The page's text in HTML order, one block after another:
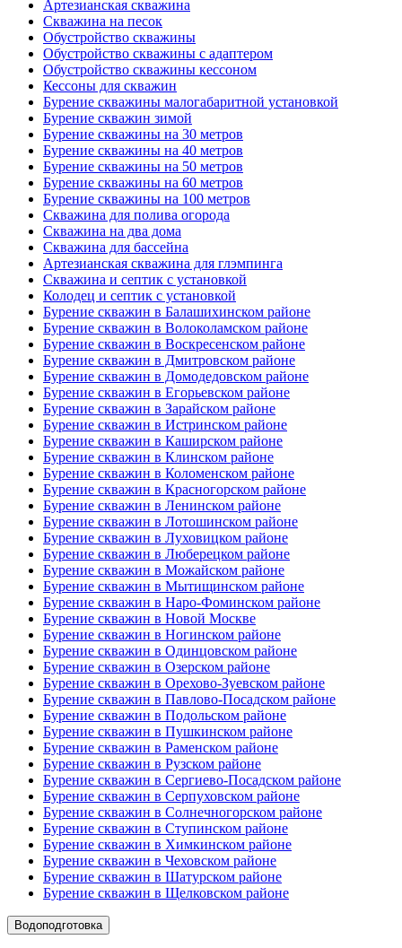
Артезианская скважина
Скважина на песок
Обустройство скважины
Обустройство скважины с адаптером
Обустройство скважины кессоном
Кессоны для скважин
Бурение скважины малогабаритной установкой
Бурение скважин зимой
Бурение скважины на 30 метров
Бурение скважины на 40 метров
Бурение скважины на 50 метров
Бурение скважины на 60 метров
Бурение скважины на 100 метров
Скважина для полива огорода
Скважина на два дома
Скважина для бассейна
Артезианская скважина для глэмпинга
Скважина и септик с установкой
Колодец и септик с установкой
Бурение скважин в Балашихинском районе
Бурение скважин в Волоколамском районе
Бурение скважин в Воскресенском районе
Бурение скважин в Дмитровском районе
Бурение скважин в Домодедовском районе
Бурение скважин в Егорьевском районе
Бурение скважин в Зарайском районе
Бурение скважин в Истринском районе
Бурение скважин в Каширском районе
Бурение скважин в Клинском районе
Бурение скважин в Коломенском районе
Бурение скважин в Красногорском районе
Бурение скважин в Ленинском районе
Бурение скважин в Лотошинском районе
Бурение скважин в Луховицком районе
Бурение скважин в Люберецком районе
Бурение скважин в Можайском районе
Бурение скважин в Мытищинском районе
Бурение скважин в Наро-Фоминском районе
Бурение скважин в Новой Москве
Бурение скважин в Ногинском районе
Бурение скважин в Одинцовском районе
Бурение скважин в Озерском районе
Бурение скважин в Орехово-Зуевском районе
Бурение скважин в Павлово-Посадском районе
Бурение скважин в Подольском районе
Бурение скважин в Пушкинском районе
Бурение скважин в Раменском районе
Бурение скважин в Рузском районе
Бурение скважин в Сергиево-Посадском районе
Бурение скважин в Серпуховском районе
Бурение скважин в Солнечногорском районе
Бурение скважин в Ступинском районе
Бурение скважин в Химкинском районе
Бурение скважин в Чеховском районе
Бурение скважин в Шатурском районе
Бурение скважин в Щелковском районе
Водоподготовка